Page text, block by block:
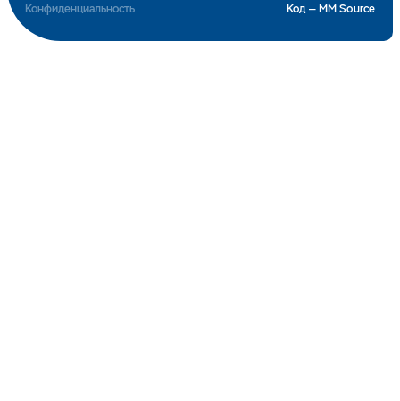
Код — MM Source
Конфиденциальность